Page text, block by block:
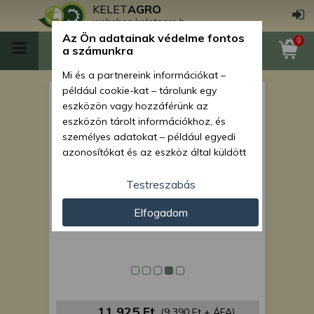
KELETAGRO
webshop.keletagro.hu
0
MTZ kormány kerék új típus
(2 küllős) original
Az Ön adatainak védelme fontos
a számunkra
Mi és a partnereink információkat –
például cookie-kat – tárolunk egy
eszközön vagy hozzáférünk az
eszközön tárolt információkhoz, és
személyes adatokat – például egyedi
azonosítókat és az eszköz által küldött
személyre szabott hirdetések és
tartalom nyújtásához, hirdetés- és
tartalomméréshez, nézettségi adatok
gyűjtéséhez, valamint termékek
partnereink eszközleolvasásos
adatokat és azonosítási információkat
Testreszabás
Elfogadom